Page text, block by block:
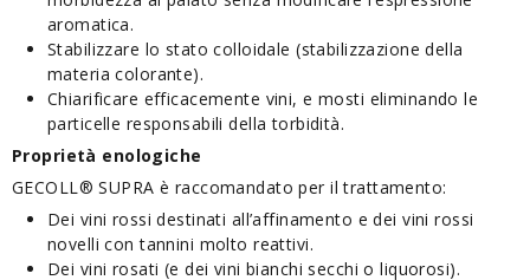
aromatica.
Stabilizzare lo stato colloidale (stabilizzazione della
materia colorante).
Chiarificare efficacemente vini, e mosti eliminando le
particelle responsabili della torbidità.
Proprietà enologiche
GECOLL® SUPRA è raccomandato per il trattamento:
Dei vini rossi destinati all’affinamento e dei vini rossi
novelli con tannini molto reattivi.
Dei vini rosati (e dei vini bianchi secchi o liquorosi).